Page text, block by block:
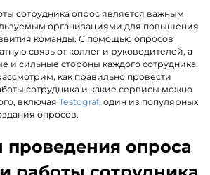
сотрудника опрос является важным
организациями для повышения
команды. С помощью опросов
связь от коллег и руководителей, а
и сильные стороны каждого сотрудника.
как правильно провести
сотрудника и какие сервисы можно
включаяTestograf, один из популярных
опросов.
опроса